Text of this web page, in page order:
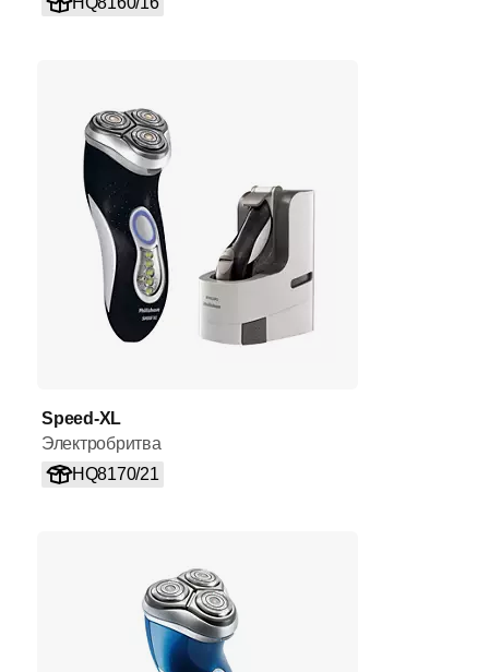
Speed-XL
Электробритва
HQ8170/21